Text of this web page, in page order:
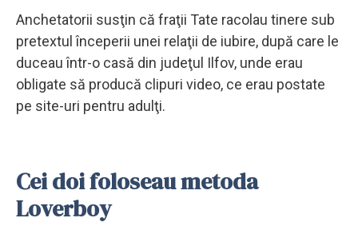
Anchetatorii susţin că fraţii Tate racolau tinere sub
pretextul începerii unei relaţii de iubire, după care le
duceau într-o casă din judeţul Ilfov, unde erau
obligate să producă clipuri video, ce erau postate
pe site-uri pentru adulţi.
Cei doi foloseau metoda
Loverboy